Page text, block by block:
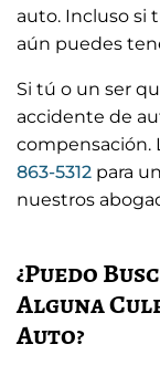
auto. Incluso si
aún puedes
Si tú o un ser
accidente de
compensación.
863-5312 para
nuestros
¿Puedo
Alguna
Auto?